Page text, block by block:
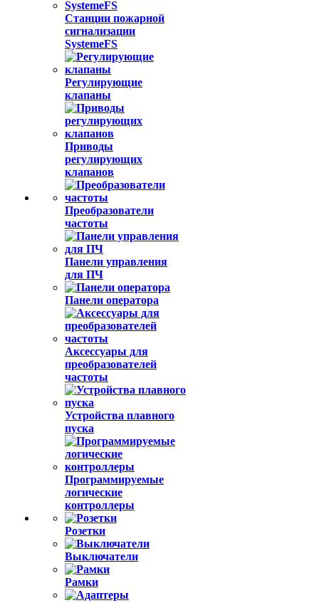
Станции пожарной
сигнализации
SystemeFS
Регулирующие
клапаны
Приводы
регулирующих
клапанов
Преобразователи
частоты
Панели управления
для ПЧ
Панели оператора
Аксессуары для
преобразователей
частоты
Устройства плавного
пуска
Программируемые
логические
контроллеры
Розетки
Выключатели
Рамки